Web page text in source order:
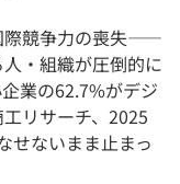
際競争力の喪失——
・組織が圧倒的に
業の62.7%がデジ
リサーチ、2025
せないまま止まっ